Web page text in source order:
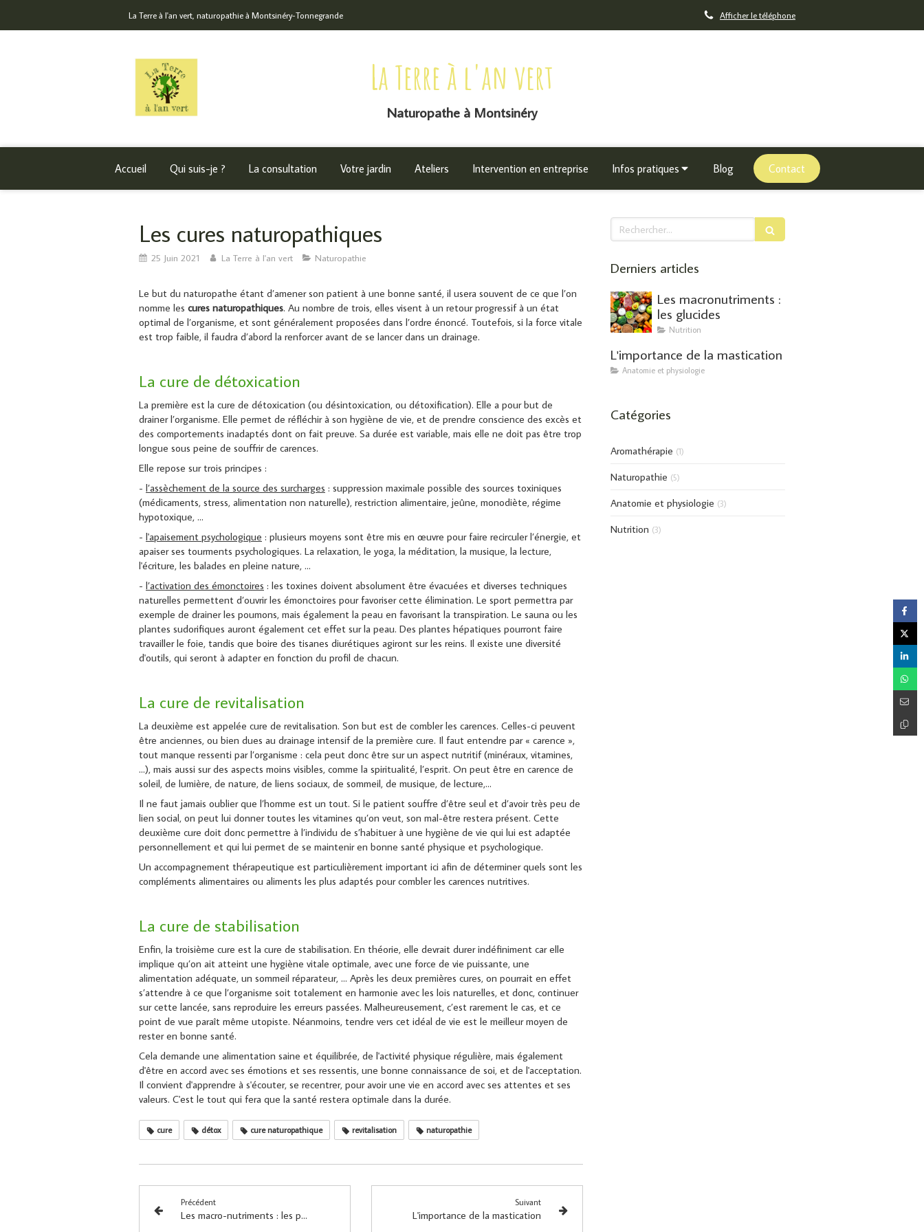
La Terre à l'an vert, naturopathie à Montsinéry-Tonnegrande Afficher le téléphone
La Terre à l'an vert
Naturopathe à Montsinéry
Accueil Qui suis-je ? La consultation Votre jardin Ateliers Intervention en entreprise Infos pratiques Blog Contact
Les cures naturopathiques
25 Juin 2021 La Terre à l'an vert Naturopathie
Le but du naturopathe étant d’amener son patient à une bonne santé, il usera souvent de ce que l’on
nomme les cures naturopathiques. Au nombre de trois, elles visent à un retour progressif à un état
optimal de l’organisme, et sont généralement proposées dans l’ordre énoncé. Toutefois, si la force vitale
est trop faible, il faudra d’abord la renforcer avant de se lancer dans un drainage.
La cure de détoxication
La première est la cure de détoxication (ou désintoxication, ou détoxification). Elle a pour but de
drainer l’organisme. Elle permet de réfléchir à son hygiène de vie, et de prendre conscience des excès et
des comportements inadaptés dont on fait preuve. Sa durée est variable, mais elle ne doit pas être trop
longue sous peine de souffrir de carences.
Elle repose sur trois principes :
- l’assèchement de la source des surcharges : suppression maximale possible des sources toxiniques
(médicaments, stress, alimentation non naturelle), restriction alimentaire, jeûne, monodiète, régime
hypotoxique, …
- l'apaisement psychologique : plusieurs moyens sont être mis en œuvre pour faire recirculer l’énergie, et
apaiser ses tourments psychologiques. La relaxation, le yoga, la méditation, la musique, la lecture,
l'écriture, les balades en pleine nature, ...
- l’activation des émonctoires : les toxines doivent absolument être évacuées et diverses techniques
naturelles permettent d’ouvrir les émonctoires pour favoriser cette élimination. Le sport permettra par
exemple de drainer les poumons, mais également la peau en favorisant la transpiration. Le sauna ou les
plantes sudorifiques auront également cet effet sur la peau. Des plantes hépatiques pourront faire
travailler le foie, tandis que boire des tisanes diurétiques agiront sur les reins. Il existe une diversité
d'outils, qui seront à adapter en fonction du profil de chacun.
La cure de revitalisation
La deuxième est appelée cure de revitalisation. Son but est de combler les carences. Celles-ci peuvent
être anciennes, ou bien dues au drainage intensif de la première cure. Il faut entendre par « carence »,
tout manque ressenti par l’organisme : cela peut donc être sur un aspect nutritif (minéraux, vitamines,
…), mais aussi sur des aspects moins visibles, comme la spiritualité, l’esprit. On peut être en carence de
soleil, de lumière, de nature, de liens sociaux, de sommeil, de musique, de lecture,…
Il ne faut jamais oublier que l’homme est un tout. Si le patient souffre d’être seul et d’avoir très peu de
lien social, on peut lui donner toutes les vitamines qu’on veut, son mal-être restera présent. Cette
deuxième cure doit donc permettre à l’individu de s’habituer à une hygiène de vie qui lui est adaptée
personnellement et qui lui permet de se maintenir en bonne santé physique et psychologique.
Un accompagnement thérapeutique est particulièrement important ici afin de déterminer quels sont les
compléments alimentaires ou aliments les plus adaptés pour combler les carences nutritives.
La cure de stabilisation
Enfin, la troisième cure est la cure de stabilisation. En théorie, elle devrait durer indéfiniment car elle
implique qu’on ait atteint une hygiène vitale optimale, avec une force de vie puissante, une
alimentation adéquate, un sommeil réparateur, … Après les deux premières cures, on pourrait en effet
s’attendre à ce que l’organisme soit totalement en harmonie avec les lois naturelles, et donc, continuer
sur cette lancée, sans reproduire les erreurs passées. Malheureusement, c’est rarement le cas, et ce
point de vue paraît même utopiste. Néanmoins, tendre vers cet idéal de vie est le meilleur moyen de
rester en bonne santé.
Cela demande une alimentation saine et équilibrée, de l'activité physique régulière, mais également
d'être en accord avec ses émotions et ses ressentis, une bonne connaissance de soi, et de l'acceptation.
Il convient d'apprendre à s'écouter, se recentrer, pour avoir une vie en accord avec ses attentes et ses
valeurs. C'est le tout qui fera que la santé restera optimale dans la durée.
cure détox cure naturopathique revitalisation naturopathie
Précédent
Les macro-nutriments : les protéines
Suivant
L'importance de la mastication
Rechercher
Derniers articles
Les macronutriments :
les glucides
Nutrition
L'importance de la mastication
Anatomie et physiologie
Catégories
Aromathérapie (1)
Naturopathie (5)
Anatomie et physiologie (3)
Nutrition (3)